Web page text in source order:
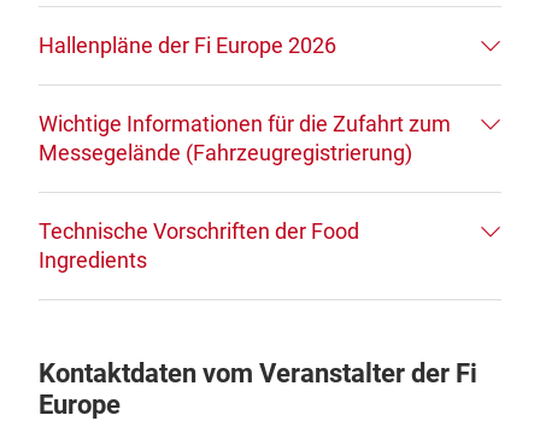
Hallenpläne der Fi Europe 2026
Wichtige Informationen für die Zufahrt zum
Messegelände (Fahrzeugregistrierung)
Technische Vorschriften der Food
Ingredients
Kontaktdaten vom Veranstalter der Fi
Europe